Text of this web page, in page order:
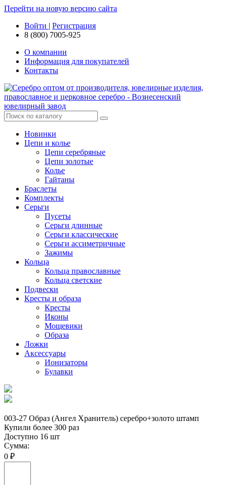
Перейти на новую версию сайта
Войти | Регистрация
8 (800) 7005-925
О компании
Информация для покупателей
Контакты
Новинки
Цепи и колье
Цепи серебряные
Цепи золотые
Колье
Гайтаны
Браслеты
Комплекты
Серьги
Пусеты
Серьги длинные
Серьги классические
Серьги ассиметричные
Зажимы
Кольца
Кольца православные
Кольца светские
Подвески
Кресты и образа
Кресты
Иконы
Мощевики
Образа
Ложки
Аксессуары
Ионизаторы
Булавки
003-27 Образ (Ангел Хранитель) серебро+золото штамп
Купили более 300 раз
Доступно 16 шт
Сумма:
0 ₽